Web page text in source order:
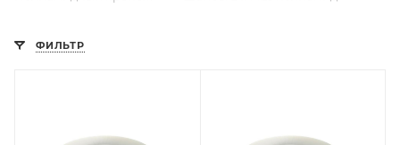
ФИЛЬТР